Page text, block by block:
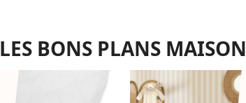
LES BONS PLANS MAISON